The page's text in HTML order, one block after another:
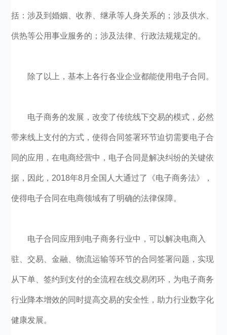
括：涉及到婚姻、收养、继承等人身关系的；涉及供水、
供热等公用事业服务的；涉及法律、行政法规规定的。
除了以上，基本上各行各业企业都能使用电子合同。
电子商务的发展，改变了传统线下交易的模式，必然
带来线上支付的方式，使得合同签署环节迫切需要电子合
同的应用，在电商经营中，电子合同是解决纠纷的关键依
据，因此，2018年8月全国人大通过了《电子商务法》，
使得电子合同在电商领域有了明确的法律保障。
电子合同应用到电子商务行业中，可以解决电商入
驻、交易、金融、物流运输等环节的合同签署问题，实现
从下单、签约到支付的全流程在线交易闭环，为电子商务
行业降本增效的同时提高交易的安全性，助力行业数字化
健康发展。